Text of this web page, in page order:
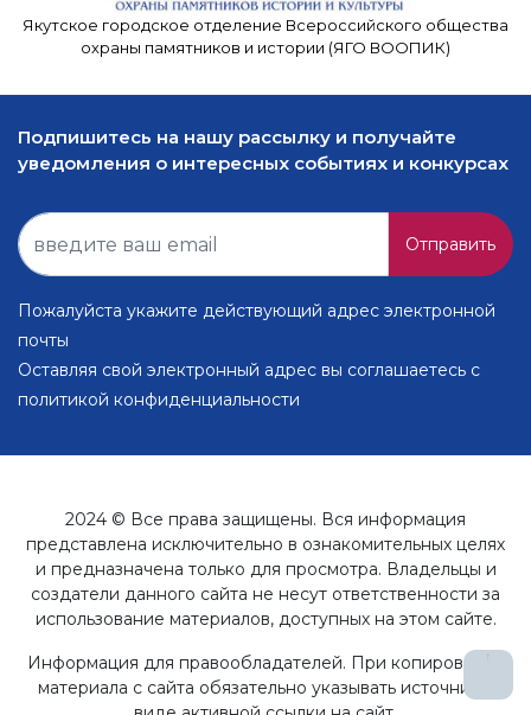
Якутское городское отделение Всероссийского общества
охраны памятников и истории (ЯГО ВООПИК)
Подпишитесь на нашу рассылку и получайте
уведомления о интересных событиях и конкурсах
Отправить
Пожалуйста укажите действующий адрес электронной
почты
Оставляя свой электронный адрес вы соглашаетесь с
политикой конфиденциальности
2024 © Все права защищены. Вся информация
представлена исключительно в ознакомительных целях
и предназначена только для просмотра. Владельцы и
создатели данного сайта не несут ответственности за
использование материалов, доступных на этом сайте.
Информация для правообладателей. При копировании
материала с сайта обязательно указывать источник в
↑